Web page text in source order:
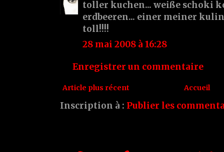
toller kuchen... weiße schoki
erdbeeren... einer meiner
toll!!!!
28 mai 2008 à 16:28
Enregistrer un commentaire
Article plus récent Accueil
Inscription à : Publier les